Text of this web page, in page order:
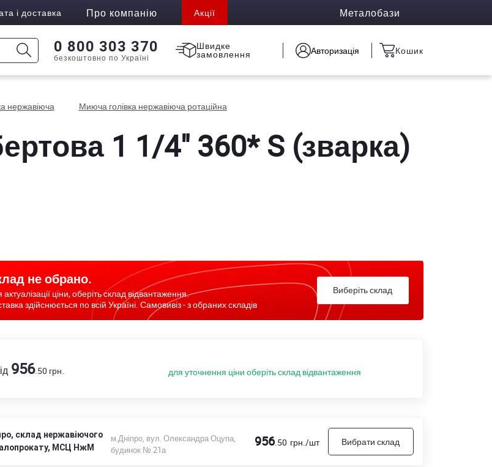
і доставка Про компанію Акції Металобази
0 800 303 370
безкоштовно по Україні
Швидке
замовлення Авторизація Кошик
нержавіюча
Миюча голівка нержавіюча ротаційна
1 1/4" 360* S (зварка)
не обрано.
ціни, оберіть склад відвантаження.
здійснюється по всій Україні. Самовивіз - з обраних складів
Виберіть склад
956.50 грн. для уточнення ціни оберіть склад відвантаження
склад нержавіючого
МСЦ НжМ
м.Дніпро, вул. Олександра Оцупа,
будинок № 21а
956.50 грн./шт Вибрати склад